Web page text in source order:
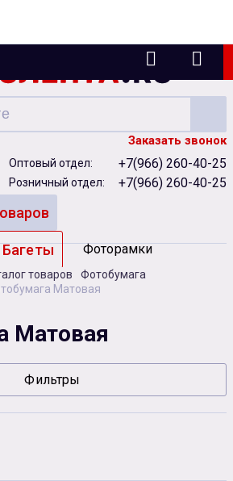
Заказать звонок
Оптовый отдел: +7(966) 260-40-25
Розничный отдел: +7(966) 260-40-25
Багеты Фоторамки
Альбомы
Зарядные устройства
товаров
Фотобумага
Матовая
Матовая
Фильтры